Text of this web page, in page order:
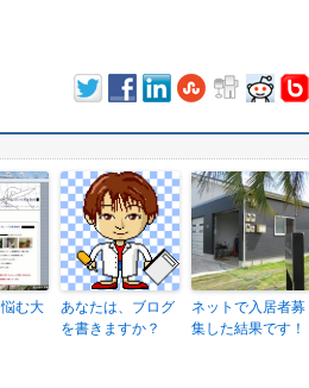
む大
あなたは、ブログ
を書きますか？
ネットで入居者募
集した結果です！